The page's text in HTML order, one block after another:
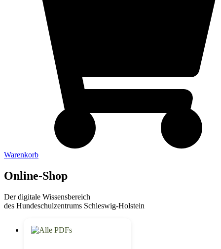
Warenkorb
Online-Shop
Der digitale Wissensbereich
des Hundeschulzentrums Schleswig-Holstein